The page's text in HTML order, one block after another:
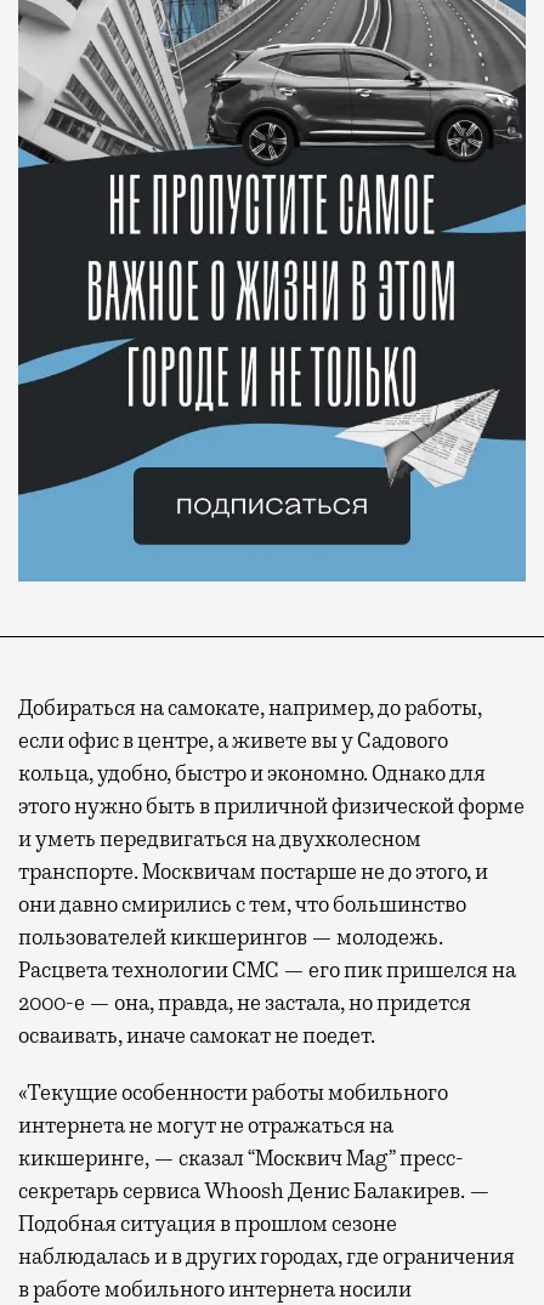
Добираться на самокате, например, до работы,
если офис в центре, а живете вы у Садового
кольца, удобно, быстро и экономно. Однако для
этого нужно быть в приличной физической форме
и уметь передвигаться на двухколесном
транспорте. Москвичам постарше не до этого, и
они давно смирились с тем, что большинство
пользователей кикшерингов — молодежь.
Расцвета технологии СМС — его пик пришелся на
2000-е — она, правда, не застала, но придется
осваивать, иначе самокат не поедет.
«Текущие особенности работы мобильного
интернета не могут не отражаться на
кикшеринге, — сказал “Москвич Mag” пресс-
секретарь сервиса Whoosh Денис Балакирев. —
Подобная ситуация в прошлом сезоне
наблюдалась и в других городах, где ограничения
в работе мобильного интернета носили